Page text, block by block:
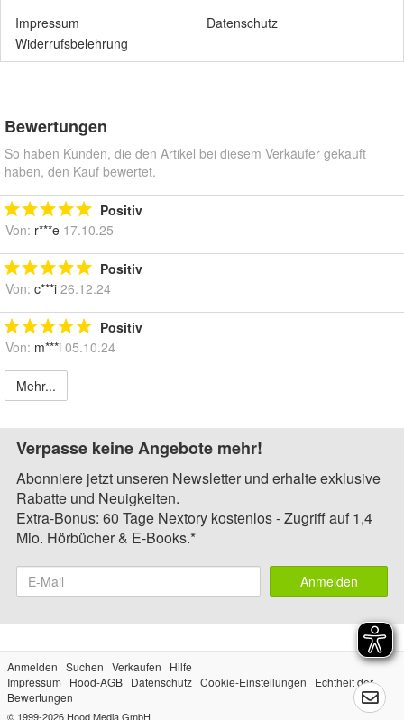
Impressum
Datenschutz
Widerrufsbelehrung
Bewertungen
So haben Kunden, die den Artikel bei diesem Verkäufer gekauft
haben, den Kauf bewertet.
Positiv
Von: r***e 17.10.25
Positiv
Von: c***i 26.12.24
Positiv
Von: m***i 05.10.24
Mehr...
Verpasse keine Angebote mehr!
Abonniere jetzt unseren Newsletter und erhalte exklusive
Rabatte und Neuigkeiten.
Extra-Bonus: 60 Tage Nextory kostenlos - Zugriff auf 1,4
Mio. Hörbücher & E-Books.*
Anmelden
Anmelden Suchen Verkaufen
Hilfe
Impressum
Hood-AGB Datenschutz Cookie-Einstellungen
Echtheit der
Bewertungen
© 1999-2026 Hood Media GmbH